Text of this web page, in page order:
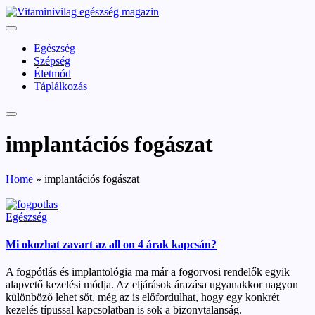
Skip
to
Vitaminivilág:
szépség
Egészség
Szépség
Életmód
Táplálkozás
implantációs fogászat
Home » implantációs fogászat
Posted
Egészség
Mi okozhat zavart az all on 4 árak kapcsán?
A fogpótlás és implantológia ma már a fogorvosi rendelők egyik
alapvető kezelési módja. Az eljárások árazása ugyanakkor nagyon
különböző lehet sőt, még az is előfordulhat, hogy egy konkrét
kezelés típussal kapcsolatban is sok a bizonytalanság.